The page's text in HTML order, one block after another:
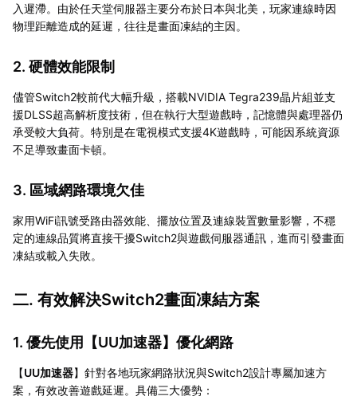
入遲滯。由於任天堂伺服器主要分布於日本與北美，玩家連線時因
物理距離造成的延遲，往往是畫面凍結的主因。
2. 硬體效能限制
儘管Switch2較前代大幅升級，搭載NVIDIA Tegra239晶片組並支
援DLSS超高解析度技術，但在執行大型遊戲時，記憶體與處理器仍
承受較大負荷。特別是在電視模式支援4K遊戲時，可能因系統資源
不足導致畫面卡頓。
3. 區域網路環境欠佳
家用WiFi訊號受路由器效能、擺放位置及連線裝置數量影響，不穩
定的連線品質將直接干擾Switch2與遊戲伺服器通訊，進而引發畫面
凍結或載入失敗。
二. 有效解決Switch2畫面凍結方案
1. 優先使用【UU加速器】優化網路
【UU加速器】針對各地玩家網路狀況與Switch2設計專屬加速方
案，有效改善遊戲延遲。具備三大優勢：